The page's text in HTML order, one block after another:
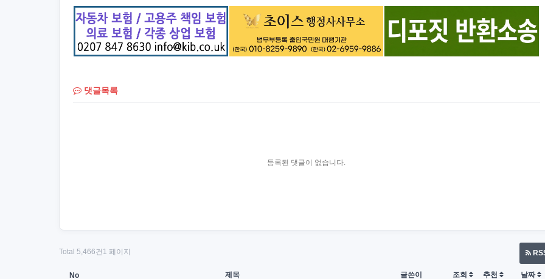
댓글목록
등록된 댓글이 없습니다.
Total 5,466건 1 페이지
No 제목 글쓴이 조회 추천 날짜